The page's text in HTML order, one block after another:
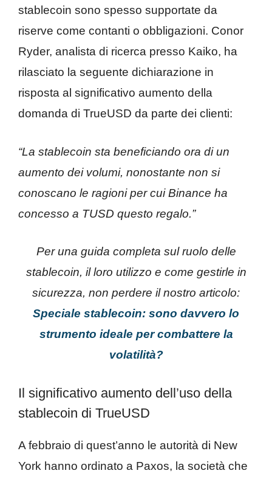
stablecoin sono spesso supportate da
riserve come contanti o obbligazioni. Conor
Ryder, analista di ricerca presso Kaiko, ha
rilasciato la seguente dichiarazione in
risposta al significativo aumento della
domanda di TrueUSD da parte dei clienti:
“La stablecoin sta beneficiando ora di un
aumento dei volumi, nonostante non si
conoscano le ragioni per cui Binance ha
concesso a TUSD questo regalo.”
Per una guida completa sul ruolo delle
stablecoin, il loro utilizzo e come gestirle in
sicurezza, non perdere il nostro articolo:
Speciale stablecoin: sono davvero lo
strumento ideale per combattere la
volatilità?
Il significativo aumento dell’uso della
stablecoin di TrueUSD
A febbraio di quest’anno le autorità di New
York hanno ordinato a Paxos, la società che